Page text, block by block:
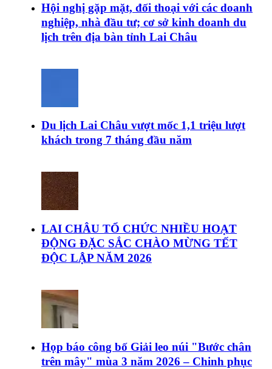
Hội nghị gặp mặt, đối thoại với các doanh
nghiệp, nhà đầu tư; cơ sở kinh doanh du
lịch trên địa bàn tỉnh Lai Châu
Du lịch Lai Châu vượt mốc 1,1 triệu lượt
khách trong 7 tháng đầu năm
LAI CHÂU TỔ CHỨC NHIỀU HOẠT
ĐỘNG ĐẶC SẮC CHÀO MỪNG TẾT
ĐỘC LẬP NĂM 2026
Họp báo công bố Giải leo núi "Bước chân
trên mây" mùa 3 năm 2026 – Chinh phục